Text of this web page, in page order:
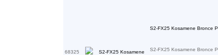
68325
S2-FX25 Kosamene Bronce
S2-FX25 Kosamene Bronce